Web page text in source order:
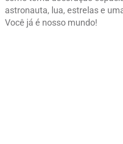
astronauta, lua, estrelas e
Você já é nosso mundo!